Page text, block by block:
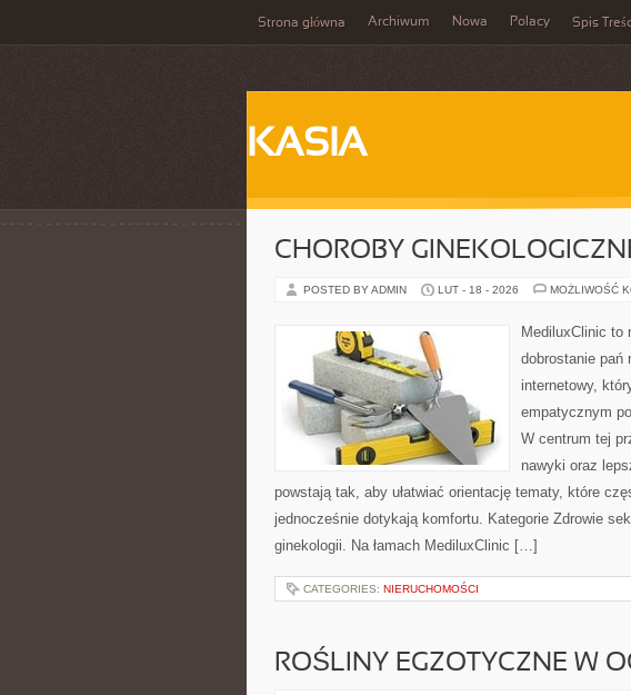
Strona główna Archiwum Nowa Polacy Spis
KASIA
CHOROBY
POSTED BY ADMIN LUT - 18 - 2026 MOŻLIWOŚĆ
MediluxClinic to
dobrostanie pań
internetowy,
empatycznym
W centrum tej
nawyki oraz
powstają tak, aby ułatwiać orientację tematy, które
jednocześnie dotykają komfortu. Kategorie Zdrowie
ginekologii. Na łamach MediluxClinic […]
CATEGORIES: NIERUCHOMOŚCI
ROŚLINY EGZOTYCZNE W